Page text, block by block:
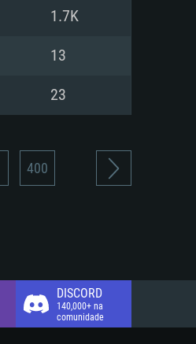
1.7K
13
23
400
DISCORD
140,000+ na
comunidade